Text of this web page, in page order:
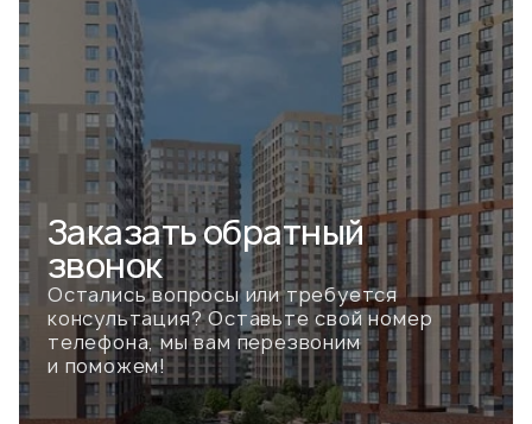
Заказатьобратный
звонок
Остались вопросы или требуется
консультация? Оставьте свой номер
телефона, мы вам перезвоним
и поможем!